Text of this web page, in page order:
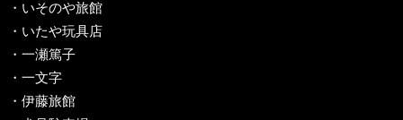
・いそのや旅館
・いたや玩具店
・一瀬篤子
・一文字
・伊藤旅館